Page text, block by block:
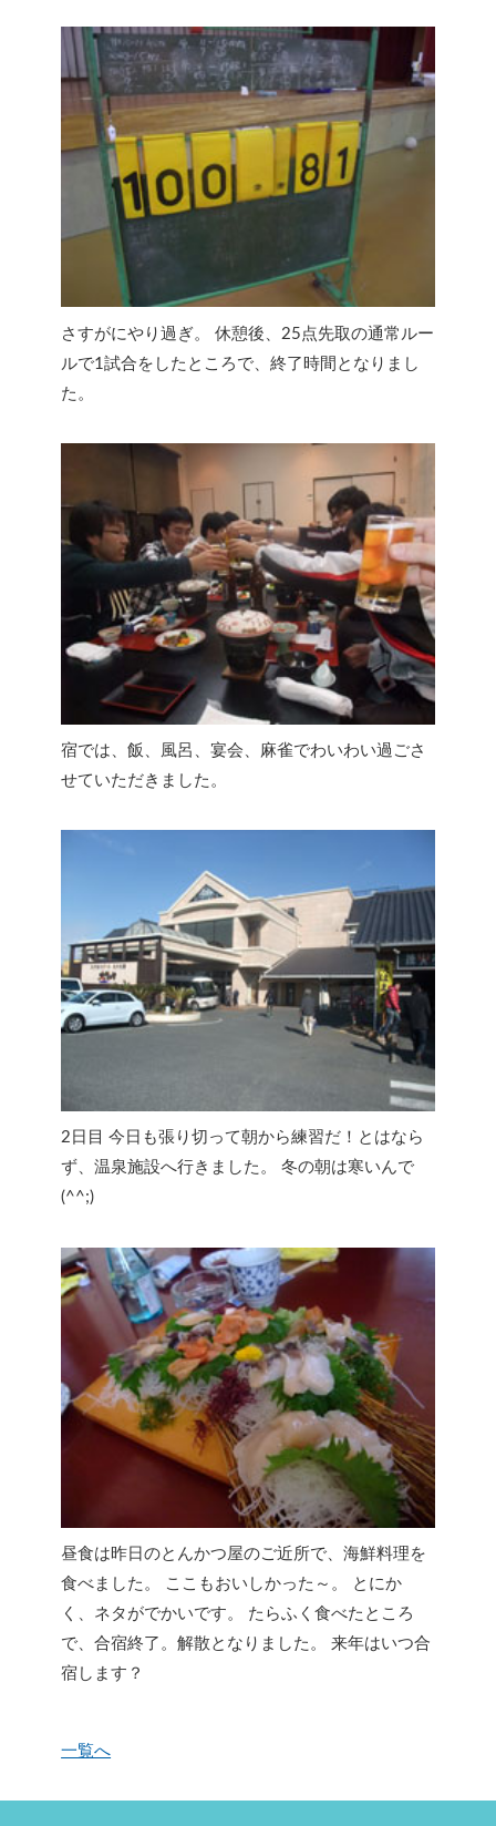
さすがにやり過ぎ。 休憩後、25点先取の通常ルー
ルで1試合をしたところで、終了時間となりまし
た。
宿では、飯、風呂、宴会、麻雀でわいわい過ごさ
せていただきました。
2日目 今日も張り切って朝から練習だ！とはなら
ず、温泉施設へ行きました。 冬の朝は寒いんで
(^^;)
昼食は昨日のとんかつ屋のご近所で、海鮮料理を
食べました。 ここもおいしかった～。 とにか
く、ネタがでかいです。 たらふく食べたところ
で、合宿終了。解散となりました。 来年はいつ合
宿します？
一覧へ